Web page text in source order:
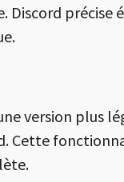
précise
version plus
Cette